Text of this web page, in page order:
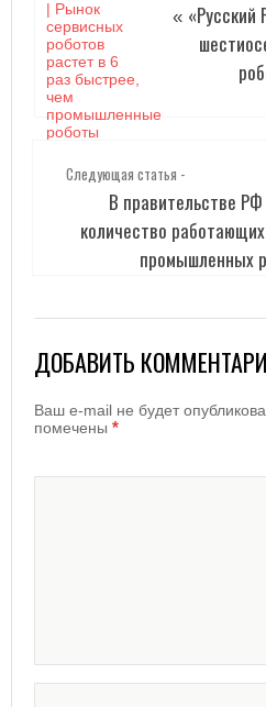
« «Русский
Следующая статья -
В правительстве РФ
количество
промышленных
ДОБАВИТЬ
Ваш e-mail не будет
помечены *